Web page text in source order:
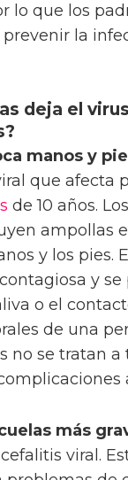
lo que los
la
deja el
manos y
que afecta
de 10 años.
ampollas
y los pies.
y se
o el
de una
no se tratan
más
viral.